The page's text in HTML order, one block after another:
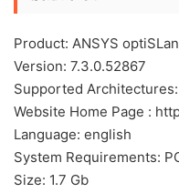
Product: ANSYS
Version: 7.3.0.52867
Supported
Website Home Page :
Language: english
System Requirements:
Size: 1.7 Gb